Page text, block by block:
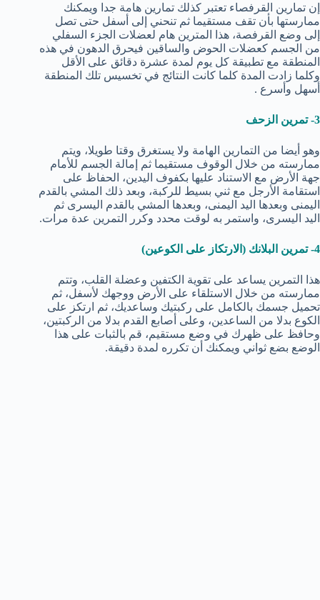
إن تمارين القرفصاء تعتبر كذلك تمارين هامة جدا ويمكنك
ممارستها بأن تقف مستقيما ثم تنحني إلى أسفل حتى تصل
إلى وضع القرفصة، هذا المترين هام لعضلات الجزء السفلي
من الجسم كعضلات الحوض والساقين فيحرق الدهون في هذه
المنطقة مع تطبيقة كل يوم لمدة عشرة دقائق على الأقل
وكلما زادت المدة كلما كانت النتائج في تخسيس تلك المنطقة
أسهل وأسرع .
3- تمرين الزحف
وهو أيضا من التمارين الهامة ولا يستغرق وقتا طويلا، ويتم
ممارسته من خلال الوقوف مستقيما ثم إمالة الجسم للأمام
جهة الأرض مع الاستناد عليها بكفوف اليدين، الحفاظ على
استقامة الأرجل مع ثني بسيط للركبة، وبعد ذلك المشي بالقدم
اليمنى وبعدها اليد اليمنى، وبعدها المشي بالقدم اليسرى ثم
اليد اليسرى، واستمر به لوقت محدد وكرر التمرين عدة مرات.
4- تمرين البلانك (الارتكاز على الكوعين)
هذا التمرين يساعد على تقوية الكتفين وعضلة القلب، وتتم
ممارسته من خلال الاستلقاء على الأرض ووجهك لأسفل، ثم
تحميل جسمك بالكامل على ركبتيك وساعديك، ثم ارتكز على
الكوع بدلا من الساعدين، وعلى أصابع القدم بدلا من الركبتين،
وحافظ على ظهرك في وضع مستقيم، قم بالثبات على هذا
الوضع بضع ثواني ويمكنك أن تكرره لمدة دقيقة.